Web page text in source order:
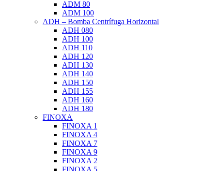
ADM 80
ADM 100
ADH – Bomba Centrífuga Horizontal
ADH 080
ADH 100
ADH 110
ADH 120
ADH 130
ADH 140
ADH 150
ADH 155
ADH 160
ADH 180
FINOXA
FINOXA 1
FINOXA 4
FINOXA 7
FINOXA 9
FINOXA 2
FINOXA 5